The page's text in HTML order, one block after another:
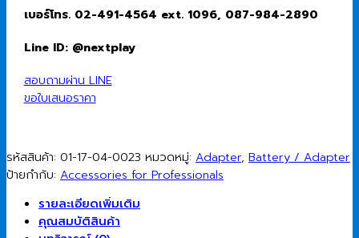
USB
to
Adapter
PXE
(492-
11726)
เบอร์โทร. 02-491-4564 ext. 1096, 087-984-2890
Line ID: @nextplay
สอบถามผ่าน LINE
ขอใบเสนอราคา
รหัสสินค้า: 01-17-04-0023 หมวดหมู่: Adapter, Battery / Adapter
ป้ายกำกับ: Accessories for Professionals
รายละเอียดเพิ่มเติม
คุณสมบัติสินค้า